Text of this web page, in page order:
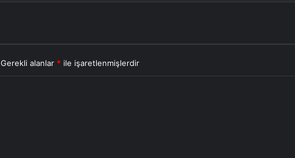
Gerekli alanlar * ile işaretlenmişlerdir